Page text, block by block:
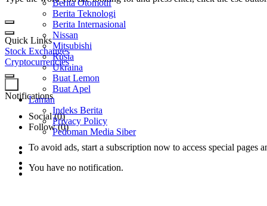
Quick Links
Stock Exchanges
Cryptocurrencies
Notifications
Social (0)
Follow (0)
To avoid ads, start a subscription now to access special pages
You have no notification.
Berita Otomotif
Berita Teknologi
Berita Internasional
Nissan
Mitsubishi
Rusia
Ukraina
Buat Lemon
Buat Apel
Laman
Indeks Berita
Privacy Policy
Pedoman Media Siber